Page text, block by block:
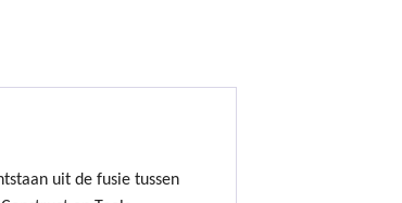
uit de fusie tussen